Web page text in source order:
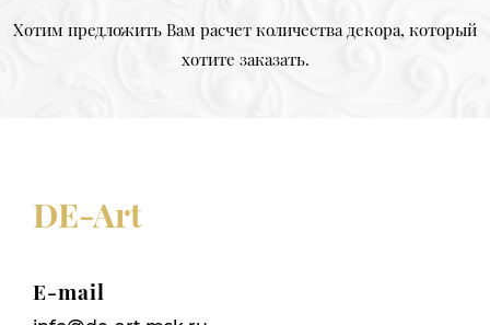
Хотим предложить Вам расчет количества декора, который
хотите заказать.
DE-Art
E-mail